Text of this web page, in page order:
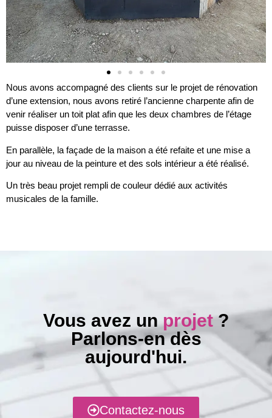
Nous avons accompagné des clients sur le projet de rénovation
d’une extension, nous avons retiré l’ancienne charpente afin de
venir réaliser un toit plat afin que les deux chambres de l’étage
puisse disposer d’une terrasse.
En parallèle, la façade de la maison a été refaite et une mise a
jour au niveau de la peinture et des sols intérieur a été réalisé.
Un très beau projet rempli de couleur dédié aux activités
musicales de la famille.
Vous avez unprojet?
Parlons-en dès
aujourd'hui.
Contactez-nous